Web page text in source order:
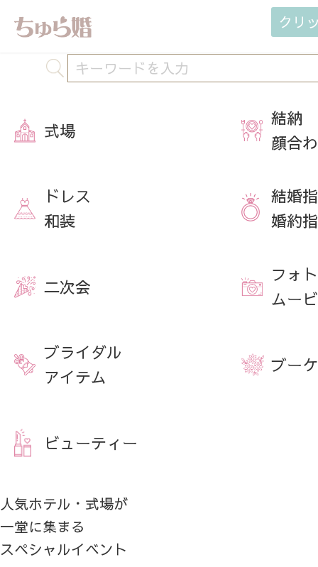
クリ
式場
結納
顔合
ドレス
和装
結婚
婚約
二次会
フォト
ムー
ブライダル
アイテム
ブーケ
ビューティー
人気ホテル・式場が
一堂に集まる
スペシャルイベント